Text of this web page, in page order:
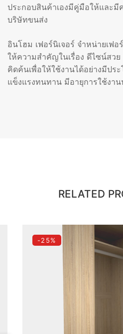
ประกอบสินค้าเองมีคู่มือให้และมี
บริษัทขนส่ง
อินโฮม เฟอร์นิเจอร์ จำหน่ายเฟ
ให้ความสำคัญในเรื่อง ดีไซน์สว
คิดค้นเพื่อให้ใช้งานได้อย่างมีปร
แข็งแรงทนทาน มีอายุการใช้งา
RELATED
-25%